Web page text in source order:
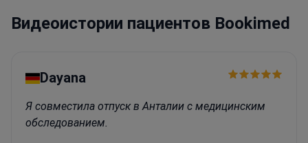
Видеоистории пациентов Bookimed
Dayana
Я совместила отпуск в Анталии с медицинским
обследованием.